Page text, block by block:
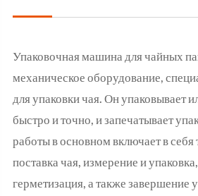
Упаковочная машина для чайных
механическое оборудование,
для упаковки чая. Он упаковывает
быстро и точно, и запечатывает
работы в основном включает в себя
поставка чая, измерение и
герметизация, а также завершение